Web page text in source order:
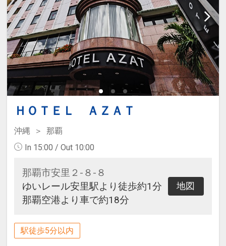
ＨＯＴＥＬ ＡＺＡＴ
沖縄
那覇
In 15:00 / Out 10:00
那覇市安里２-８-８
ゆいレール安里駅より徒歩約1分
那覇空港より車で約18分
地図
駅徒歩5分以内